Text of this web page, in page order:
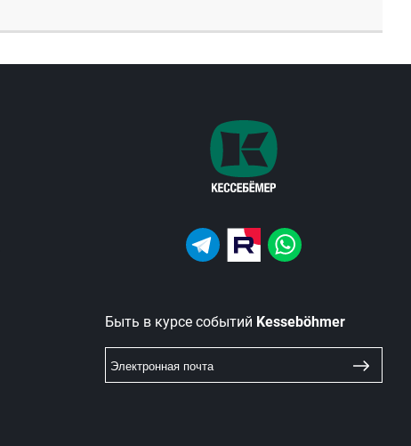
Быть в курсе событий Kesseböhmer